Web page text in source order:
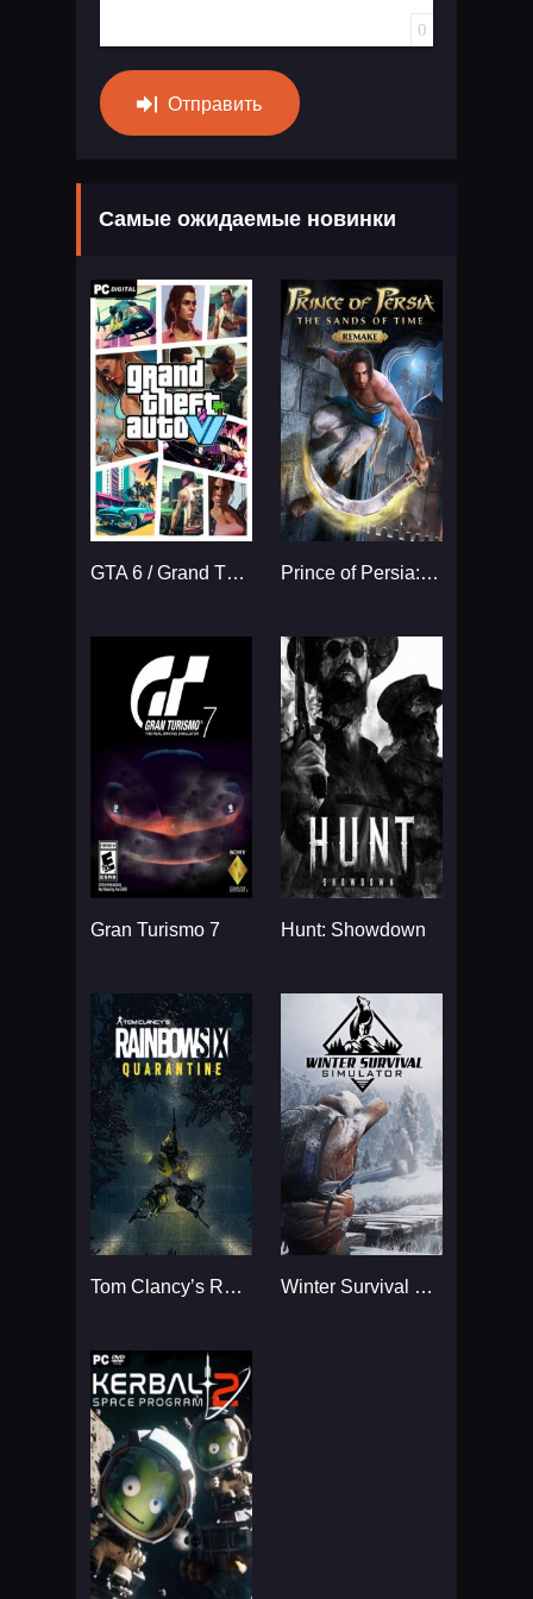
0
Отправить
Самые ожидаемые новинки
GTA 6 / Grand Theft Auto VI Prince of Persia: The Sands
Gran Turismo 7 Hunt: Showdown
Tom Clancy’s Rainbow Six Winter Survival Simulator